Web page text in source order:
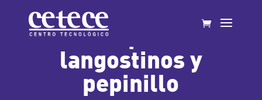
Canapé de
langostinos y
pepinillo